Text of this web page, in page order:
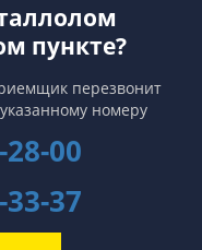
пункте?
перезвонит
номеру
00
37